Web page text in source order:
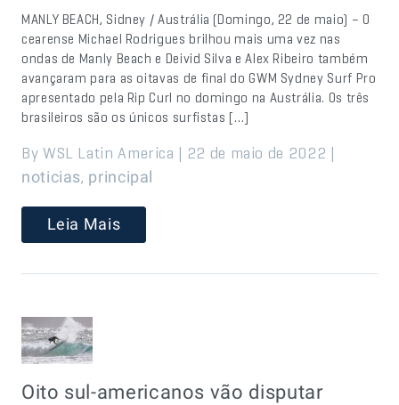
MANLY BEACH, Sidney / Austrália (Domingo, 22 de maio) – O
cearense Michael Rodrigues brilhou mais uma vez nas
ondas de Manly Beach e Deivid Silva e Alex Ribeiro também
avançaram para as oitavas de final do GWM Sydney Surf Pro
apresentado pela Rip Curl no domingo na Austrália. Os três
brasileiros são os únicos surfistas […]
By WSL Latin America | 22 de maio de 2022 |
noticias, principal
Leia Mais
Oito sul-americanos vão disputar